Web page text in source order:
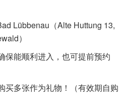
Lübbenau（Alte Huttung 13,
）
保能顺利进入，也可提前预约
买多张作为礼物！（有效期自购